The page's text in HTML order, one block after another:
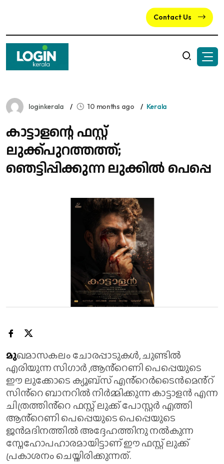
Contact Us
loginkerala 10 months ago Kerala
കാട്ടാളൻ്റെ ഫസ്റ്റ്
ലുക്ക്പുറത്തത്ത്;
ഞെട്ടിപ്പിക്കുന്ന ലുക്കിൽ പെപ്പെ
മുഖമാസകലം ചോരപ്പാടുകൾ, ചുണ്ടിൽ
എരിയുന്ന സിഗാർ ,ആൻ്റെണി പെപ്പെയുടെ
ഈ ലുക്കോടെ ക്യൂബ്സ് എൻ്റെർടൈൻമെൻ്റ്
സിൻ്റെ ബാനറിൽ നിർമ്മിക്കുന്ന കാട്ടാളൻ എന്ന
ചിത്രത്തിൻ്റെ ഫസ്റ്റ് ലുക്ക് പോസ്റ്റർ എത്തി
ആൻ്റെണി പെപ്പെയുടെ പെപ്പെയുടെ
ജൻമദിനത്തിൽ അദ്ദേഹത്തിനു നൽകുന്ന
സ്നേഹോപഹാരമായിട്ടാണ് ഈ ഫസ്റ്റ് ലുക്ക്
പ്രകാശനം ചെയ്തിരിക്കുന്നത്.